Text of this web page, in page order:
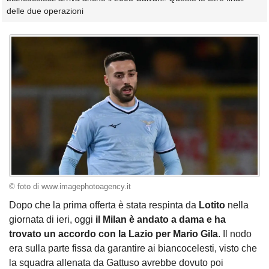
delle due operazioni
© foto di www.imagephotoagency.it
Dopo che la prima offerta è stata respinta da Lotito nella
giornata di ieri, oggi il Milan è andato a dama e ha
trovato un accordo con la Lazio per Mario Gila. Il nodo
era sulla parte fissa da garantire ai biancocelesti, visto che
la squadra allenata da Gattuso avrebbe dovuto poi